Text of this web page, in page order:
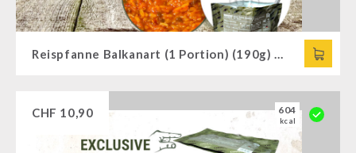
CHF 10,90 604
kcal